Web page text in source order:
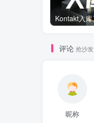
评论 抢沙发
昵称